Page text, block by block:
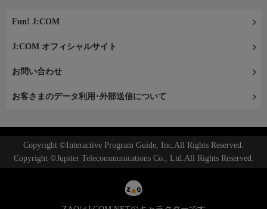
Fun! J:COM
J:COM オフィシャルサイト
お問い合わせ
お客さまのデータ利用･外部送信について
Copyright ©Interactive Program Guide, Inc.All Rights Reserved.
Copyright ©Jupiter Telecommunications Co., Ltd.All Rights Reserved.